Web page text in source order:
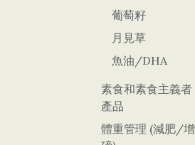
葡萄籽
月見草
魚油/DHA
素食和素食主義者
產品
體重管理 (減肥/增